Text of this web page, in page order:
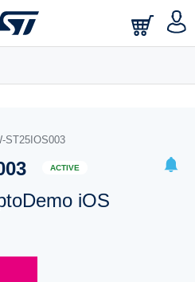
searches.
ST25IOS003
ACTIVE
iOS